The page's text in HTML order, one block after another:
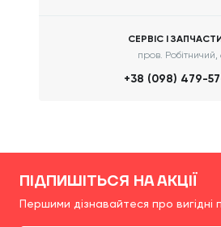
СЕРВІС І
пров. Робітничий,
+38 (098) 479-
ПІДПИШІТЬСЯ НА АКЦІЇ
Першими дізнавайтеся про вигідні